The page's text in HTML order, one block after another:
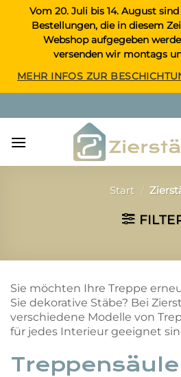
Inhalt
springen
Vom 20. Juli bis 14. August
Bestellungen, die in diesem
Webshop aufgegeben
versenden wir montags
MEHR INFOS ZUR
Start /
Sie möchten Ihre Treppe
Sie dekorative Stäbe? Bei
verschiedene Modelle von
für jedes Interieur geeignet